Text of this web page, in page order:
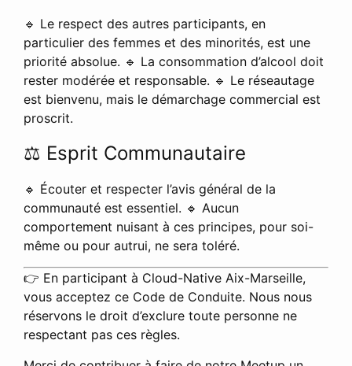
🔹 Le respect des autres participants, en
particulier des femmes et des minorités, est une
priorité absolue. 🔹 La consommation d’alcool doit
rester modérée et responsable. 🔹 Le réseautage
est bienvenu, mais le démarchage commercial est
proscrit.
⚖ Esprit Communautaire
🔹 Écouter et respecter l’avis général de la
communauté est essentiel. 🔹 Aucun
comportement nuisant à ces principes, pour soi-
même ou pour autrui, ne sera toléré.
👉 En participant à Cloud-Native Aix-Marseille,
vous acceptez ce Code de Conduite. Nous nous
réservons le droit d’exclure toute personne ne
respectant pas ces règles.